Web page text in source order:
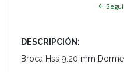
DESCRIPCIÓN:
Broca Hss 9.20 mm